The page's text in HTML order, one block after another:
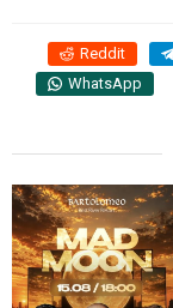
Reddit
WhatsApp